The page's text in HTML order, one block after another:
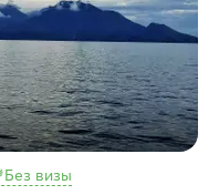
Без визы